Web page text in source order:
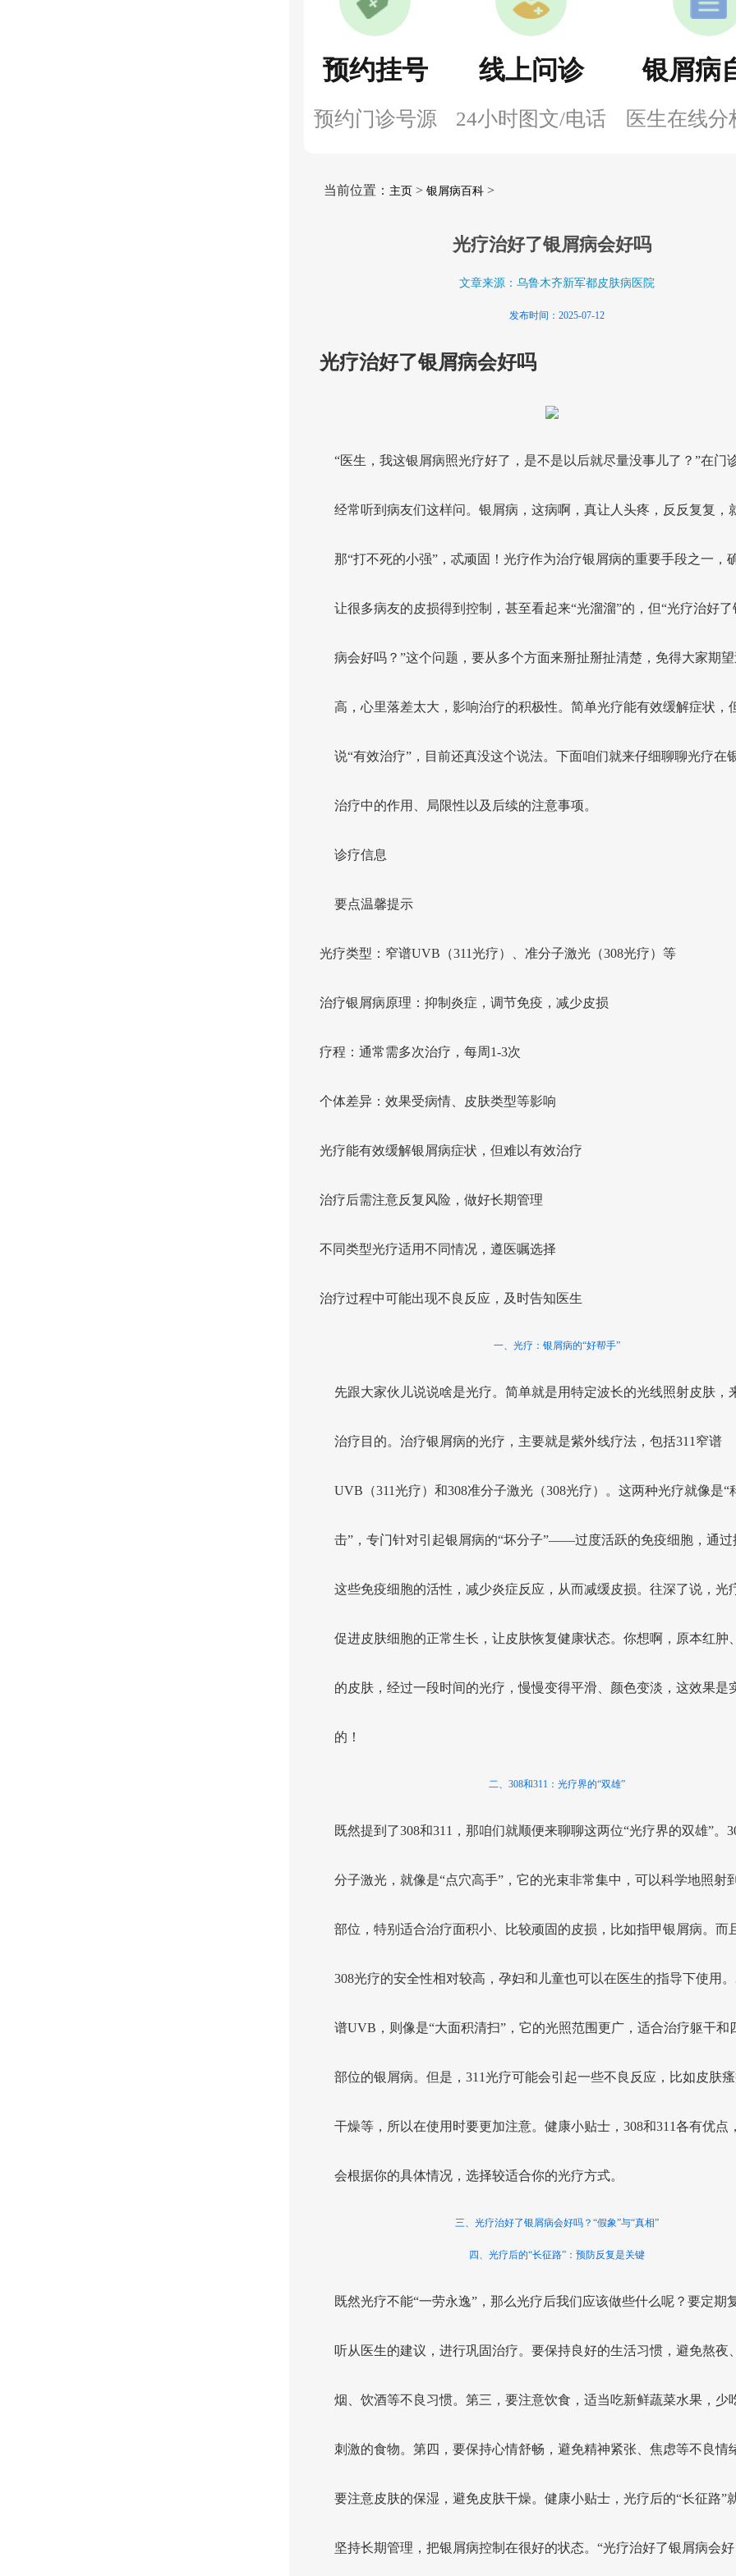
预约挂号
预约门诊号源
线上问诊
24小时图文/电话
银屑病
医生在线分
当前位置： 主页> 银屑病百科>
光疗治好了银屑病会好吗
文章来源：乌鲁木齐新军都皮肤病医院
发布时间：2025-07-12
光疗治好了银屑病会好吗
“医生，我这银屑病照光疗好了，是不是以后就尽量没事儿了？”在门
经常听到病友们这样问。银屑病，这病啊，真让人头疼，反反复复，
那“打不死的小强”，忒顽固！光疗作为治疗银屑病的重要手段之一，
让很多病友的皮损得到控制，甚至看起来“光溜溜”的，但“光疗治好了
病会好吗？”这个问题，要从多个方面来掰扯掰扯清楚，免得大家期
高，心里落差太大，影响治疗的积极性。简单光疗能有效缓解症状，
说“有效治疗”，目前还真没这个说法。下面咱们就来仔细聊聊光疗在
治疗中的作用、局限性以及后续的注意事项。
诊疗信息
要点温馨提示
光疗类型：窄谱UVB（311光疗）、准分子激光（308光疗）等
治疗银屑病原理：抑制炎症，调节免疫，减少皮损
疗程：通常需多次治疗，每周1-3次
个体差异：效果受病情、皮肤类型等影响
光疗能有效缓解银屑病症状，但难以有效治疗
治疗后需注意反复风险，做好长期管理
不同类型光疗适用不同情况，遵医嘱选择
治疗过程中可能出现不良反应，及时告知医生
一、光疗：银屑病的“好帮手”
先跟大家伙儿说说啥是光疗。简单就是用特定波长的光线照射皮肤，
治疗目的。治疗银屑病的光疗，主要就是紫外线疗法，包括311窄谱
UVB（311光疗）和308准分子激光（308光疗）。这两种光疗就像是“
击”，专门针对引起银屑病的“坏分子”——过度活跃的免疫细胞，通过
这些免疫细胞的活性，减少炎症反应，从而减缓皮损。往深了说，光
促进皮肤细胞的正常生长，让皮肤恢复健康状态。你想啊，原本红肿
的皮肤，经过一段时间的光疗，慢慢变得平滑、颜色变淡，这效果是
的！
二、308和311：光疗界的“双雄”
既然提到了308和311，那咱们就顺便来聊聊这两位“光疗界的双雄”。
分子激光，就像是“点穴高手”，它的光束非常集中，可以科学地照射
部位，特别适合治疗面积小、比较顽固的皮损，比如指甲银屑病。而
308光疗的安全性相对较高，孕妇和儿童也可以在医生的指导下使用。
谱UVB，则像是“大面积清扫”，它的光照范围更广，适合治疗躯干和
部位的银屑病。但是，311光疗可能会引起一些不良反应，比如皮肤
干燥等，所以在使用时要更加注意。健康小贴士，308和311各有优点
会根据你的具体情况，选择较适合你的光疗方式。
三、光疗治好了银屑病会好吗？“假象”与“真相”
四、光疗后的“长征路”：预防反复是关键
既然光疗不能“一劳永逸”，那么光疗后我们应该做些什么呢？要定期
听从医生的建议，进行巩固治疗。要保持良好的生活习惯，避免熬夜
烟、饮酒等不良习惯。第三，要注意饮食，适当吃新鲜蔬菜水果，少
刺激的食物。第四，要保持心情舒畅，避免精神紧张、焦虑等不良情
要注意皮肤的保湿，避免皮肤干燥。健康小贴士，光疗后的“长征路”
坚持长期管理，把银屑病控制在很好的状态。“光疗治好了银屑病会好